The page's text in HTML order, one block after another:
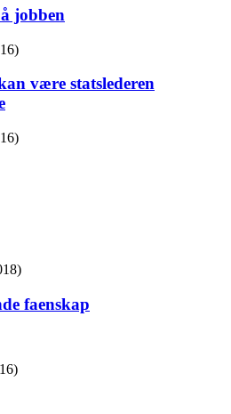
jobben
være statslederen
faenskap